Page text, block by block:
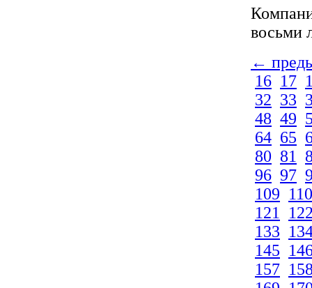
восьми
←
16 17
32 33
48 49
64 65
80 81
96 97
109 110
121
133
145
157